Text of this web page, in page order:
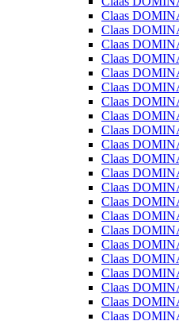
Claas
Claas
Claas
Claas
Claas
Claas
Claas
Claas
Claas
Claas
Claas
Claas
Claas
Claas
Claas
Claas
Claas
Claas
Claas
Claas
Claas
Claas